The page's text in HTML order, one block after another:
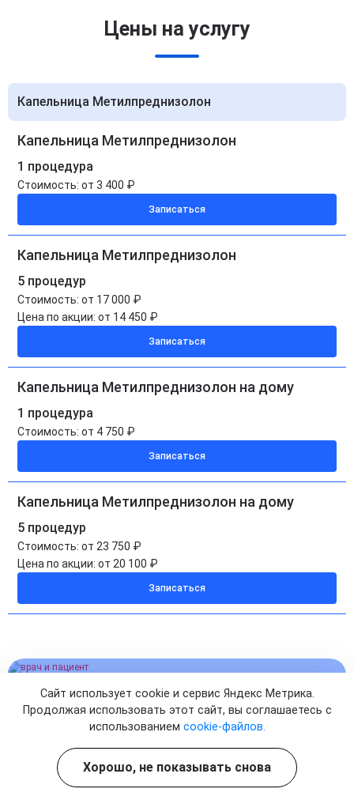
Цены на услугу
Капельница Метилпреднизолон
Капельница Метилпреднизолон
1 процедура
Стоимость: от 3 400 ₽
Записаться
Капельница Метилпреднизолон
5 процедур
Стоимость: от 17 000 ₽
Цена по акции: от 14 450 ₽
Записаться
Капельница Метилпреднизолон на дому
1 процедура
Стоимость: от 4 750 ₽
Записаться
Капельница Метилпреднизолон на дому
5 процедур
Стоимость: от 23 750 ₽
Цена по акции: от 20 100 ₽
Записаться
Запишитесь сейчас
И НАЧНИТЕ ЛЕЧЕНИЕ
УЖЕ СЕГОДНЯ
Сайт использует cookie и сервис Яндекс Метрика.
Продолжая использовать этот сайт, вы соглашаетесь с
использованием cookie-файлов.
Хорошо, не показывать снова